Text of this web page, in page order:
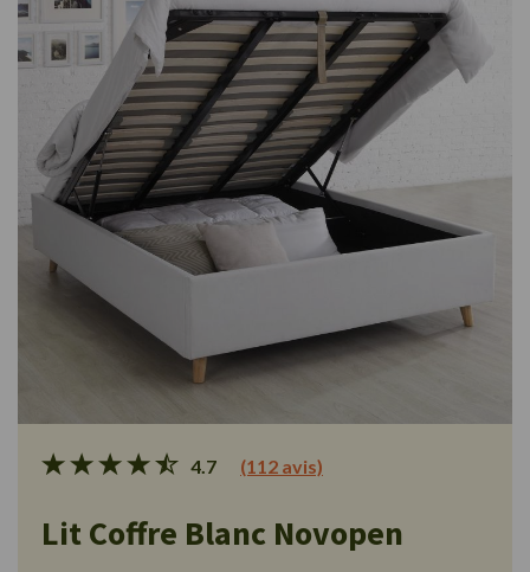
4.7 (112 avis)
Lit Coffre Blanc Novopen